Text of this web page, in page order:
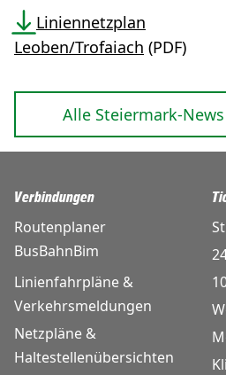
Liniennetzplan
Leoben/Trofaiach (PDF)
Alle Steiermark-News
Verbindungen
Routenplaner
BusBahnBim
Linienfahrpläne &
Verkehrsmeldungen
Netzpläne &
Haltestellenübersichten